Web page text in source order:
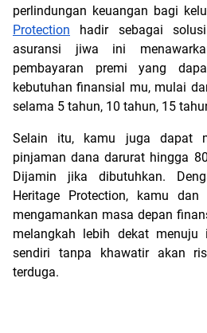
perlindungan keuangan bagi
Protection hadir sebagai
asuransi jiwa ini
pembayaran premi yang
kebutuhan finansial mu, mulai
selama 5 tahun, 10 tahun, 15
Selain itu, kamu juga dapat
pinjaman dana darurat hingga
Dijamin jika dibutuhkan.
Heritage Protection, kamu
mengamankan masa depan
melangkah lebih dekat
sendiri tanpa khawatir akan
terduga.